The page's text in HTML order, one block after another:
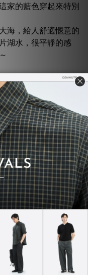
家的藍色穿起來特別
海，給人舒適愜意的
湖水，很平靜的感
舒適，因為JERSCY
，也不會激凸。在這
望自己多加健身，把
合各種身型。不得不
級多的，馬克最近都
綠那件，常常賣到缺
可以告別荷葉邊。不